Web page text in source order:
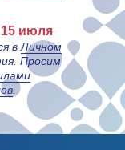
июля
в Личном
Просим